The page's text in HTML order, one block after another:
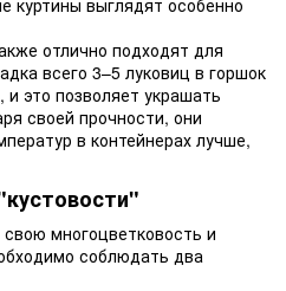
куртины выглядят особенно
отлично подходят для
всего 3–5 луковиц в горшок
это позволяет украшать
своей прочности, они
в контейнерах лучше,
многоцветковость и
соблюдать два